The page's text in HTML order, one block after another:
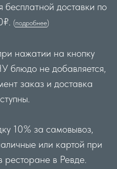
доставки по
₽. (подробнее)
нажатии на кнопку
не добавляется,
заказ и доставка
10% за самовывоз,
или картой при
ресторане в Ревде.